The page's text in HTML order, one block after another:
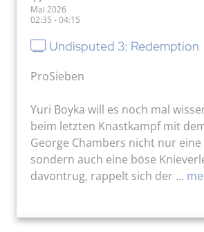
Mai 2026
02:35 - 04:15
Undisputed 3: Redemption
ProSieben
Yuri Boyka will es noch mal
beim letzten Knastkampf mit
George Chambers nicht nur eine
sondern auch eine böse
davontrug, rappelt sich der ...